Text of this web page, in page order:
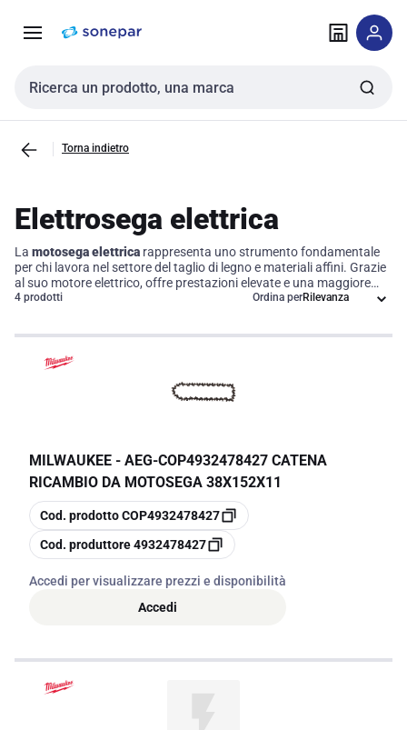
navigazione alla
Cerca input
Torna indietro
Elettrosega elettrica
La motosega elettrica rappresenta uno strumento fondamentale
per chi lavora nel settore del taglio di legno e materiali affini. Grazie
al suo motore elettrico, offre prestazioni elevate e una maggiore
facilità d'uso rispetto ai modelli a combustione. Ogni attrezzo in
motosega elettrica giusta significa investire in un prodotto che
contribuendo così a migliorare la produttività e la sicurezza sul
4 prodotti Ordina per
MILWAUKEE - AEG-COP4932478427 CATENA
RICAMBIO DA MOTOSEGA 38X152X11
copia
Cod. prodottoCOP4932478427
copia
Cod. produttore4932478427
Accedi per visualizzare prezzi e disponibilità
Accedi